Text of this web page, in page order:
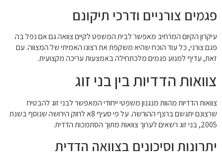
פגמים צורניים ודרכי תיקונם
עיקרון הקיום המרחיב מאפשר לבית המשפט לקיים צוואה גם אם נפל בה
פגם צורני, כל עוד הוכח שהיא משקפת את רצונו האמיתי של המצווה. עם
זאת, עדיף למנוע פגמים מלכתחילה באמצעות עריכה מקצועית.
צוואות הדדיות בין בני זוג
צוואות הדדיות מהוות מנגנון משפטי ייחודי המאפשר לבני זוג להבטיח
שרצונם יתגשם ברצף ההורשה. על פי סעיף 8א לחוק הירושה שנוסף בשנת
2005, בני זוג רשאים לערוך צוואות מתוך הסתמכות הדדית.
יתרונות וסיכונים בצוואה הדדית